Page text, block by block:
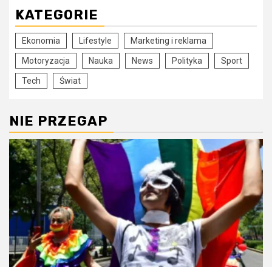
KATEGORIE
Ekonomia Lifestyle Marketing i reklama
Motoryzacja Nauka News Polityka Sport
Tech Świat
NIE PRZEGAP